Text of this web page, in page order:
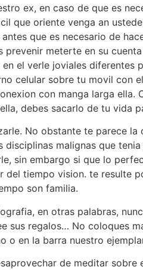
ex, en caso de que es
que oriente venga an
que es necesario de
prevenir meterte en su
el verle joviales
celular sobre tu movil con
con manga larga
debes sacarlo de tu vida
No obstante te parece
malignas que
sin embargo si que lo
del tiempo vision. te resulte
son familia.
en otras palabras,
sus regalos… No coloques
o en la barra nuestro
de meditar